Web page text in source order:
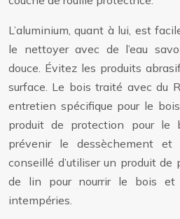
L’aluminium, quant à lui, est
le nettoyer avec de l’eau
douce. Évitez les produits
surface. Le bois traité avec du
entretien spécifique pour le
produit de protection pour le
prévenir le dessèchement
conseillé d’utiliser un produit de
de lin pour nourrir le bois et
intempéries.